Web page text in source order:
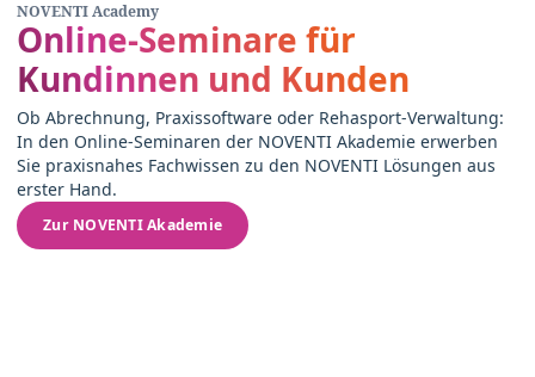
NOVENTI Academy
Online-Seminare für
Kundinnen und Kunden
Ob Abrechnung, Praxissoftware oder Rehasport-Verwaltung:
In den Online-Seminaren der NOVENTI Akademie erwerben
Sie praxisnahes Fachwissen zu den NOVENTI Lösungen aus
erster Hand.
Zur NOVENTI Akademie